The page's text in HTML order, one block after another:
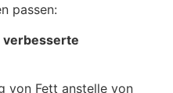
passen:
verbesserte
von Fett anstelle von